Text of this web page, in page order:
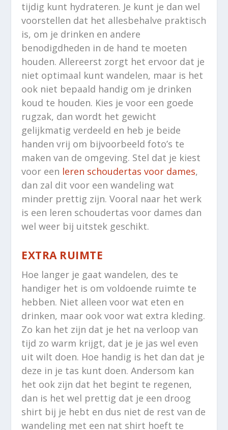
tijdig kunt hydrateren. Je kunt je dan wel
voorstellen dat het allesbehalve praktisch
is, om je drinken en andere
benodigdheden in de hand te moeten
houden. Allereerst zorgt het ervoor dat je
niet optimaal kunt wandelen, maar is het
ook niet bepaald handig om je drinken
koud te houden. Kies je voor een goede
rugzak, dan wordt het gewicht
gelijkmatig verdeeld en heb je beide
handen vrij om bijvoorbeeld foto’s te
maken van de omgeving. Stel dat je kiest
voor een leren schoudertas voor dames,
dan zal dit voor een wandeling wat
minder prettig zijn. Vooral naar het werk
is een leren schoudertas voor dames dan
wel weer bij uitstek geschikt.
EXTRA RUIMTE
Hoe langer je gaat wandelen, des te
handiger het is om voldoende ruimte te
hebben. Niet alleen voor wat eten en
drinken, maar ook voor wat extra kleding.
Zo kan het zijn dat je het na verloop van
tijd zo warm krijgt, dat je je jas wel even
uit wilt doen. Hoe handig is het dan dat je
deze in je tas kunt doen. Andersom kan
het ook zijn dat het begint te regenen,
dan is het wel prettig dat je een droog
shirt bij je hebt en dus niet de rest van de
wandeling met een nat shirt hoeft te